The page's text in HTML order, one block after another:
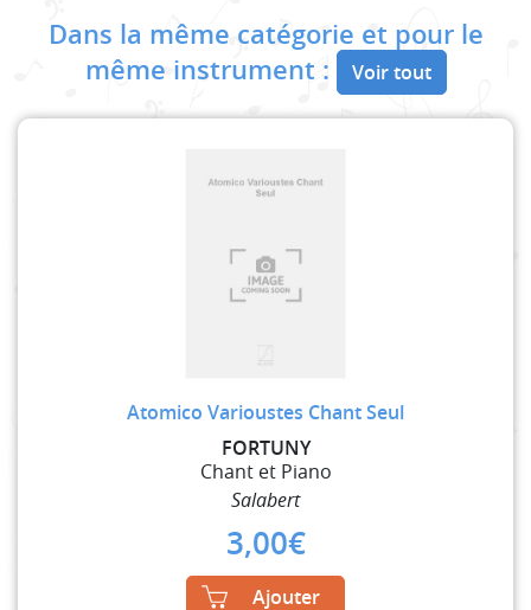
Dans la même catégorie et pour le
même instrument :
Voir tout
Atomico Varioustes Chant Seul
FORTUNY
Chant et Piano
Salabert
3,00€
Ajouter